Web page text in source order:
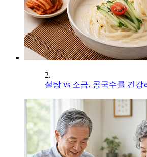
2.
설탕 vs 소금, 콩국수를 건강